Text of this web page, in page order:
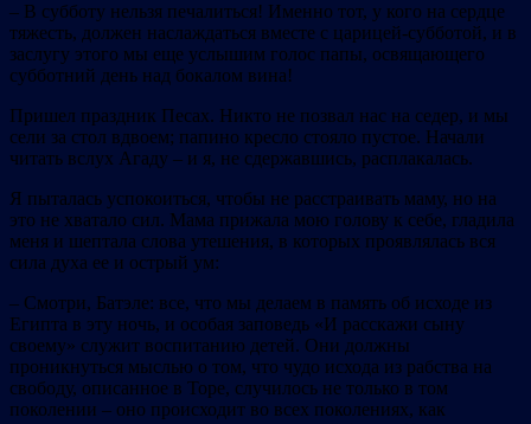
– В субботу нельзя печалиться! Именно тот, у кого на сердце
тяжесть, должен наслаждаться вместе с царицей‐субботой, и в
заслугу этого мы еще услышим голос папы, освящающего
субботний день над бокалом вина!
Пришел праздник Песах. Никто не позвал нас на седер, и мы
сели за стол вдвоем; папино кресло стояло пустое. Начали
читать вслух Агаду – и я, не сдержавшись, расплакалась.
Я пыталась успокоиться, чтобы не расстраивать маму, но на
это не хватало сил. Мама прижала мою голову к себе, гладила
меня и шептала слова утешения, в которых проявлялась вся
сила духа ее и острый ум:
– Смотри, Батэле: все, что мы делаем в память об исходе из
Египта в эту ночь, и особая заповедь «И расскажи сыну
своему» служит воспитанию детей. Они должны
проникнуться мыслью о том, что чудо исхода из рабства на
свободу, описанное в Торе, случилось не только в том
поколении – оно происходит во всех поколениях, как